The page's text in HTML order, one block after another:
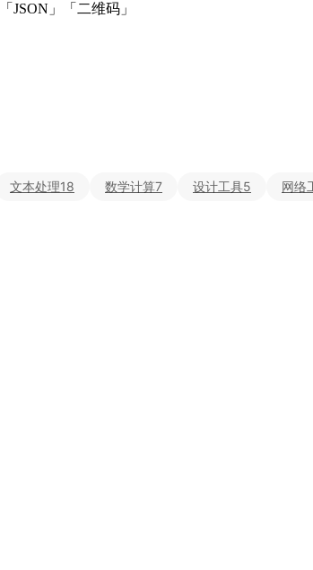
JSON」「二维码」
文本处理18 数学计算7 设计工具5 网络